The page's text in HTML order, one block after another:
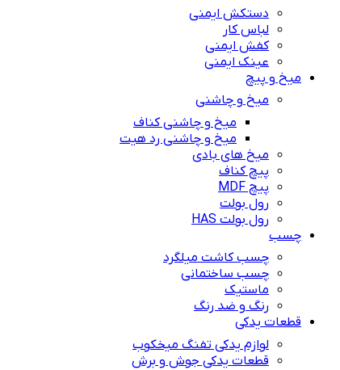
دستکش ایمنی
لباس کار
کفش ایمنی
عینک ایمنی
میخ و پیچ
میخ و چاشنی
میخ و چاشنی کناف
میخ و چاشنی رد هیت
میخ های بادی
پیچ کناف
پیچ MDF
رول بولت
رول بولت HAS
چسب
چسب کاشت میلگرد
چسب ساختمانی
ماستیک
رنگ و ضد رنگ
قطعات یدکی
لوازم یدکی تفنگ میخکوب
قطعات یدکی جوش و برش